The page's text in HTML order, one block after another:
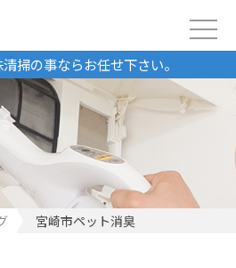
掃の事ならお任せ下さい。
宮崎市ペット消臭